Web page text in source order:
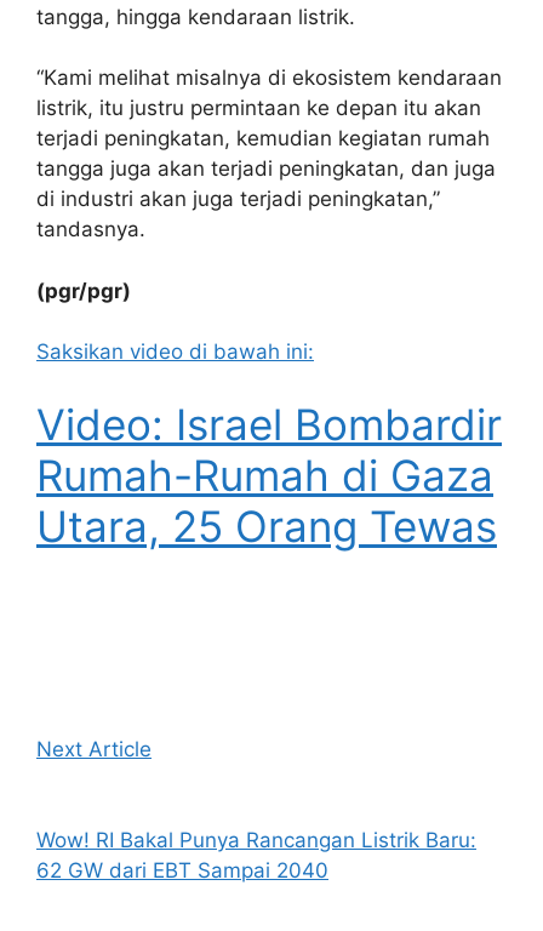
tangga, hingga kendaraan listrik.
“Kami melihat misalnya di ekosistem kendaraan
listrik, itu justru permintaan ke depan itu akan
terjadi peningkatan, kemudian kegiatan rumah
tangga juga akan terjadi peningkatan, dan juga
di industri akan juga terjadi peningkatan,”
tandasnya.
(pgr/pgr)
Saksikan video di bawah ini:
Video: Israel Bombardir
Rumah-Rumah di Gaza
Utara, 25 Orang Tewas
Next Article
Wow! RI Bakal Punya Rancangan Listrik Baru:
62 GW dari EBT Sampai 2040